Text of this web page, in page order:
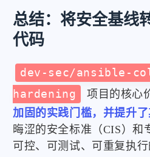
总结：将安全基线
代码
dev-sec/ansible-
hardening
项目的核心
加固的实践门槛，并提升
晦涩的安全标准（CIS）和
可控、可测试、可重复执行